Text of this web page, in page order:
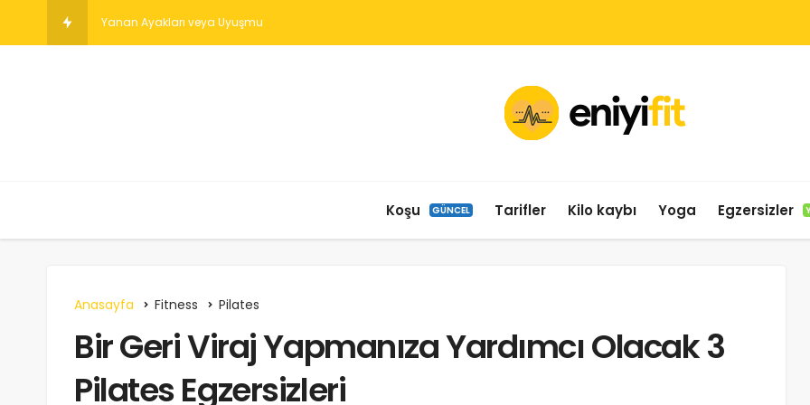
Yanan Ayakları veya Uyuşmuş Ayakları Görmezden Gel
Koşu GÜNCEL Tarifler Kilo kaybı Yoga Egzersizler
Anasayfa Fitness Pilates
Bir Geri Viraj Yapmanıza Yardımcı Olacak 3
Pilates Egzersizleri